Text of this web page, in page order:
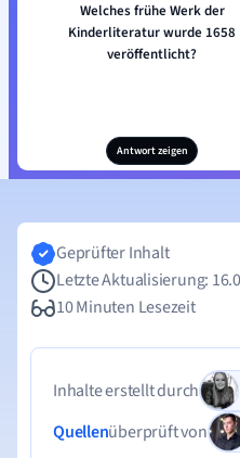
Welches frühe Werk der
Kinderliteratur wurde 1658
veröffentlicht?
Antwort zeigen
Geprüfter Inhalt
Letzte Aktualisierung:
10 Minuten Lesezeit
Inhalte erstellt durch
Quellenüberprüft von